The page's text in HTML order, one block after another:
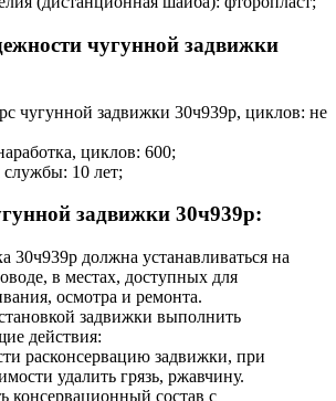
чугунной задвижки
чугунной задвижки 30ч939р, циклов: не
циклов: 600;
10 лет;
задвижки 30ч939р:
30ч939р должна устанавливаться на
в местах, доступных для
осмотра и ремонта.
задвижки выполнить
действия:
расконсервацию задвижки, при
удалить грязь, ржавчину.
консервационный состав с